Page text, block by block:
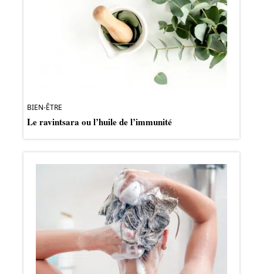
BIEN-ÊTRE
Le ravintsara ou l’huile de l’immunité